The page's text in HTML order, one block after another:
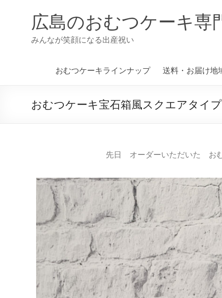
広島のおむつケーキ専
みんなが笑顔になる出産祝い
おむつケーキラインナップ 送料・お届け地
おむつケーキ宝石箱風スクエアタイ
先日 オーダーいただいた お